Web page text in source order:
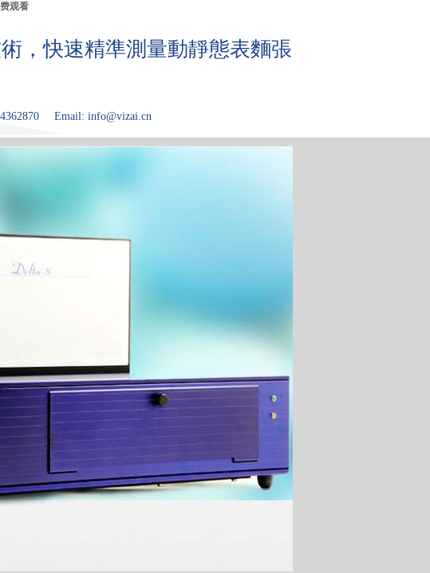
观看
，快速精準測量動靜態表麵張
Email: info@vizai.cn
點 應用領域 關於Kibron 论文大厅 技术问答